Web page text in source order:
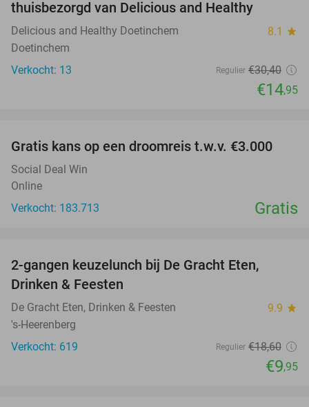
thuisbezorgd van Delicious and Healthy
Delicious and Healthy Doetinchem 8.1 star
Doetinchem
Verkocht: 13
Regulier €30,40
€14,95
Gratis kans op een droomreis t.w.v. €3.000
Social Deal Win
Online
Verkocht: 183.713
Gratis
2-gangen keuzelunch bij De Gracht Eten,
Drinken & Feesten
De Gracht Eten, Drinken & Feesten 9.9 star
's-Heerenberg
Verkocht: 619
Regulier €18,60
€9,95